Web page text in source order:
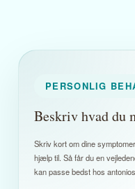
PERSONLIG
Beskriv hvad du
Skriv kort om dine
hjælp til. Så får du en
kan passe bedst hos